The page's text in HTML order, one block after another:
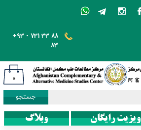
+93 - 731 33 88
83
۰
جستجو
وبلاگ ویزیت رایگان